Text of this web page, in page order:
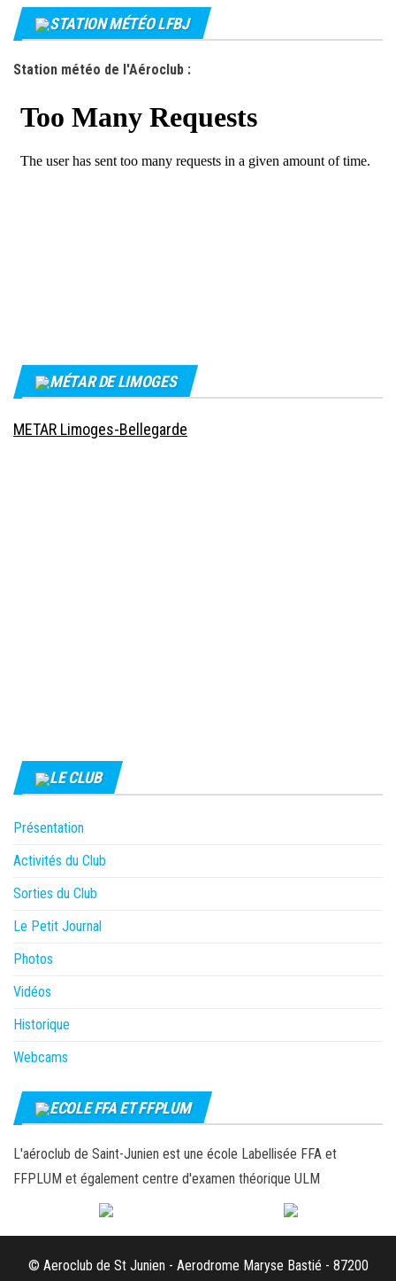
STATION MÉTÉO LFBJ
Station météo de l'Aéroclub :
MÉTAR DE LIMOGES
METAR Limoges-Bellegarde
LE CLUB
Présentation
Activités du Club
Sorties du Club
Le Petit Journal
Photos
Vidéos
Historique
Webcams
ECOLE FFA ET FFPLUM
L'aéroclub de Saint-Junien est une école Labellisée FFA et
FFPLUM et également centre d'examen théorique ULM
© Aeroclub de St Junien - Aerodrome Maryse Bastié - 87200